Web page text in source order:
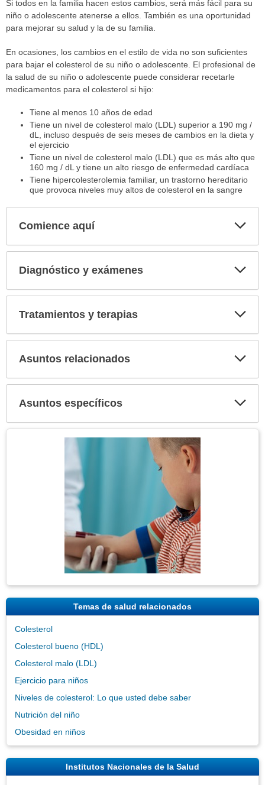
Si todos en la familia hacen estos cambios, será más fácil para su
niño o adolescente atenerse a ellos. También es una oportunidad
para mejorar su salud y la de su familia.
En ocasiones, los cambios en el estilo de vida no son suficientes
para bajar el colesterol de su niño o adolescente. El profesional de
la salud de su niño o adolescente puede considerar recetarle
medicamentos para el colesterol si hijo:
Tiene al menos 10 años de edad
Tiene un nivel de colesterol malo (LDL) superior a 190 mg /
dL, incluso después de seis meses de cambios en la dieta y
el ejercicio
Tiene un nivel de colesterol malo (LDL) que es más alto que
160 mg / dL y tiene un alto riesgo de enfermedad cardíaca
Tiene hipercolesterolemia familiar, un trastorno hereditario
que provoca niveles muy altos de colesterol en la sangre
Comience aquí
Diagnóstico y exámenes
Tratamientos y terapias
Asuntos relacionados
Asuntos específicos
Temas de salud relacionados
Colesterol
Colesterol bueno (HDL)
Colesterol malo (LDL)
Ejercicio para niños
Niveles de colesterol: Lo que usted debe saber
Nutrición del niño
Obesidad en niños
Institutos Nacionales de la Salud